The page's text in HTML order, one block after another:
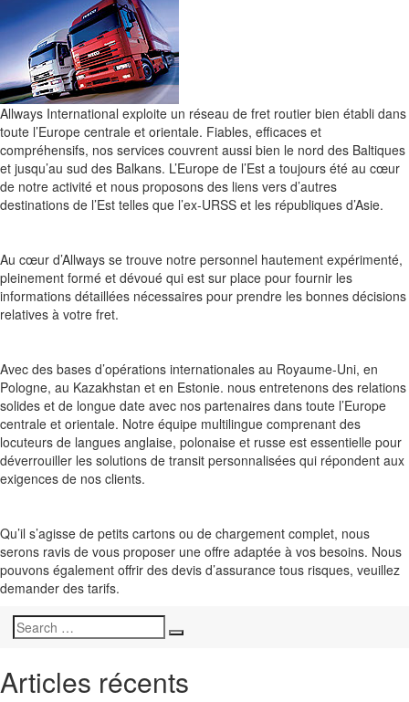
Allways International exploite un réseau de fret routier bien établi dans
toute l’Europe centrale et orientale. Fiables, efficaces et
compréhensifs, nos services couvrent aussi bien le nord des Baltiques
et jusqu’au sud des Balkans. L’Europe de l’Est a toujours été au cœur
de notre activité et nous proposons des liens vers d’autres
destinations de l’Est telles que l’ex-URSS et les républiques d’Asie.
Au cœur d’Allways se trouve notre personnel hautement expérimenté,
pleinement formé et dévoué qui est sur place pour fournir les
informations détaillées nécessaires pour prendre les bonnes décisions
relatives à votre fret.
Avec des bases d’opérations internationales au Royaume-Uni, en
Pologne, au Kazakhstan et en Estonie. nous entretenons des relations
solides et de longue date avec nos partenaires dans toute l’Europe
centrale et orientale. Notre équipe multilingue comprenant des
locuteurs de langues anglaise, polonaise et russe est essentielle pour
déverrouiller les solutions de transit personnalisées qui répondent aux
exigences de nos clients.
Qu’il s’agisse de petits cartons ou de chargement complet, nous
serons ravis de vous proposer une offre adaptée à vos besoins. Nous
pouvons également offrir des devis d’assurance tous risques, veuillez
demander des tarifs.
Search
Search
Articles récents